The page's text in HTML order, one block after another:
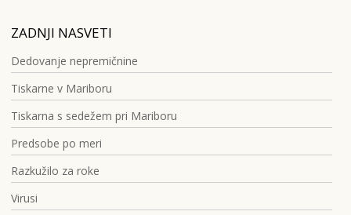
ZADNJI NASVETI
Dedovanje nepremičnine
Tiskarne v Mariboru
Tiskarna s sedežem pri Mariboru
Predsobe po meri
Razkužilo za roke
Virusi